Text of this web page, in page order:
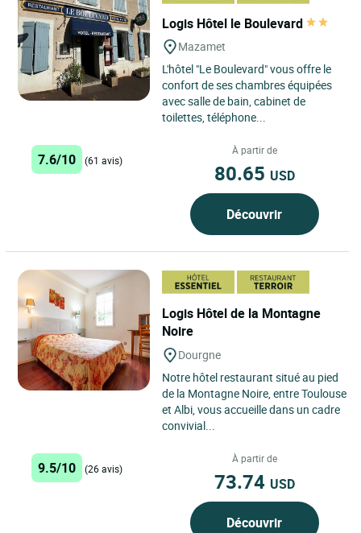
Logis Hôtel le Boulevard
Mazamet
L'hôtel "Le Boulevard" vous offre le
confort de ses chambres équipées
avec salle de bain, cabinet de
toilettes, téléphone...
7.6/10 (61 avis)
À partir de
80.65 USD
Découvrir
Logis Hôtel de la Montagne
Noire
Dourgne
Notre hôtel restaurant situé au pied
de la Montagne Noire, entre Toulouse
et Albi, vous accueille dans un cadre
convivial...
9.5/10 (26 avis)
À partir de
73.74 USD
Découvrir